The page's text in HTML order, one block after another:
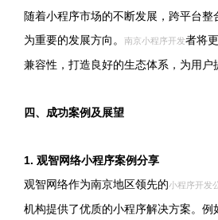
随着小程序市场的不断发展，跨平台
为重要的发展方向。
南京小程序开发者将
兼容性，打造良好的生态体系，为用户
四、成功案例及展望
1. 观智网络小程序案例分享
观智网络作为南京地区领先的小程序开发
机构提供了优质的小程序解决方案。例